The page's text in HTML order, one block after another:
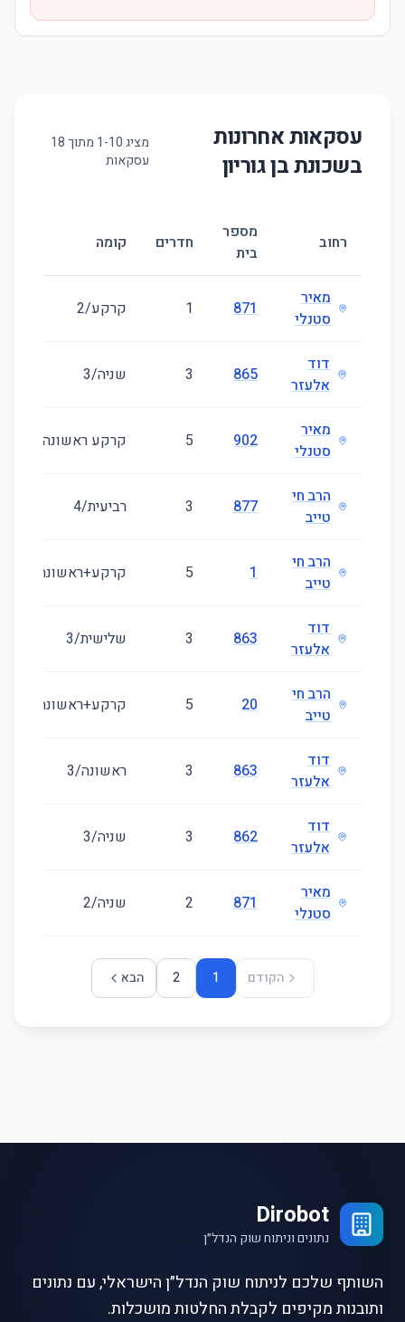
עסקאות אחרונות
בשכונתבן גוריון
מציג 1-10 מתוך18
עסקאות
רחוב
מספר
בית
חדרים קומה
מאיר
סטנלי
871
1 קרקע/2
דוד
אלעזר
865
3 שניה/3
מאיר
סטנלי
902
5 קרקע ראשונה
הרב חי
טייב
877
3 רביעית/4
הרב חי
טייב
1
5 קרקע+ראשונה
דוד
אלעזר
863
3 שלישית/3
הרב חי
טייב
20
5 קרקע+ראשונה
דוד
אלעזר
863
3 ראשונה/3
דוד
אלעזר
862
3 שניה/3
מאיר
סטנלי
871
2 שניה/2
הקודם 1
2 הבא
Dirobot
נתונים וניתוח שוק הנדל״ן
השותף שלכם לניתוח שוק הנדל״ן הישראלי, עם נתונים
ותובנות מקיפים לקבלת החלטות מושכלות.